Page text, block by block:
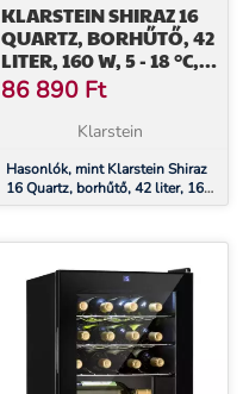
KLARSTEIN SHIRAZ 16
QUARTZ, BORHŰTŐ, 42
LITER, 160 W, 5 - 18 °C,
ÉRINTŐKÉPERNYŐS
VEZÉRLŐPANEL
86 890 Ft
Klarstein
Hasonlók, mint Klarstein Shiraz
16 Quartz, borhűtő, 42 liter, 160
W, 5 - 18 °C, érintőképernyős